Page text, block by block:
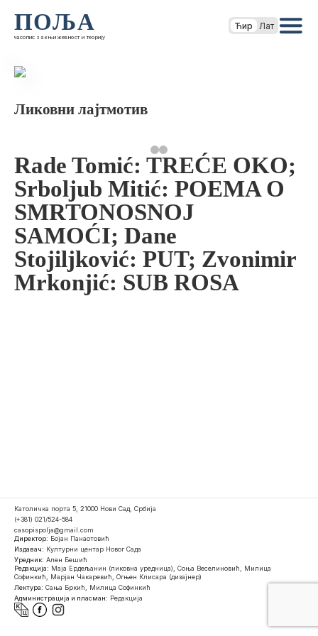
ПОЉА
часопис за књижевност и теорију
Ћир Лат
Ликовни лајтмотив
Rade Tomić: TREĆE OKO;
Srboljub Mitić: POEMA O
SMRTONOSNOJ
SAMOĆI; Dane
Stojiljković: PUT; Zvonimir
Mrkonjić: SUB ROSA
Католичка порта 5, 21000 Нови Сад, Србија
(+381) 021/524-584
casopispolja@gmail.com
Директор: Бојан Панаотовић
Издавач: Културни центар Новог Сада
Уредник: Ален Бешић
Редакција: Маја Ердељанин (ликовна уредница), Соња Веселиновић, Милица
Софинкић, Марјан Чакаревић, Огњен Клисара (дизајнер)
Лектура: Сања Бркић, Милица Софинкић
Администрација и пласман: Редакција